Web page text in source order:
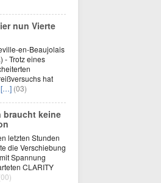
nun Vierte
en-Beaujolais
- Trotz eines
hat
[…] (03)
braucht keine
letzten Stunden
die Verschiebung
Spannung
CLARITY